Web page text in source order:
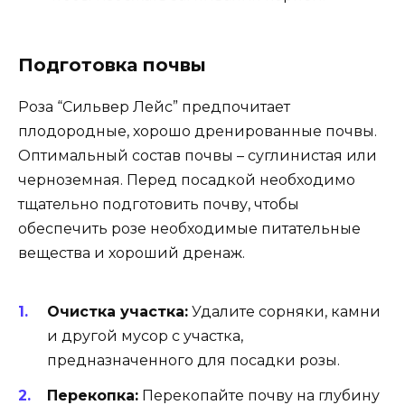
Подготовка почвы
Роза “Сильвер Лейс” предпочитает
плодородные, хорошо дренированные почвы.
Оптимальный состав почвы – суглинистая или
черноземная. Перед посадкой необходимо
тщательно подготовить почву, чтобы
обеспечить розе необходимые питательные
вещества и хороший дренаж.
Очистка участка: Удалите сорняки, камни
и другой мусор с участка,
предназначенного для посадки розы.
Перекопка: Перекопайте почву на глубину